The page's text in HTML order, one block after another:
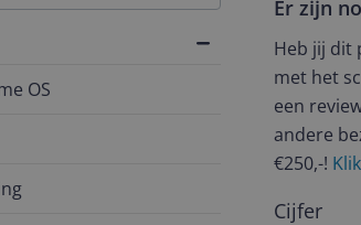
OS
Er zijn
Heb jij dit
met het
een
andere
€250,-!
Cijfer